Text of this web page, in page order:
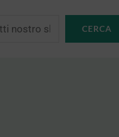
CERCA